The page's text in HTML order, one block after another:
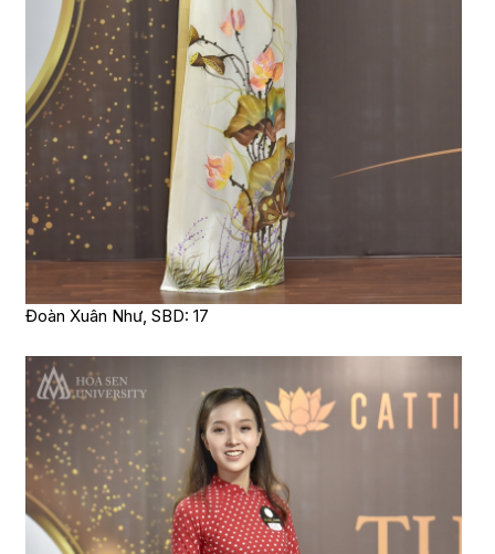
Đoàn Xuân Như, SBD: 17